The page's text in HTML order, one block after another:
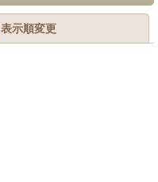
表示順変更